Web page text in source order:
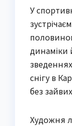
У
динаміки
снігу в
без
Художня